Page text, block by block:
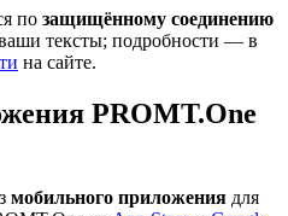
по защищённому соединению
тексты; подробности — в
на сайте.
PROMT.One
мобильного приложения для